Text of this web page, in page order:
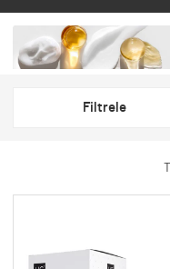
Filtrele